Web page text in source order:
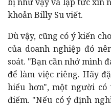
khoản Billy Su viết.
Dù vậy, cũng có ý kiến
của doanh nghiệp đó
soát. "Bạn cần nhớ mình
để làm việc riêng. Hãy
hiểu hơn", một người có
điểm. "Nếu có ý định